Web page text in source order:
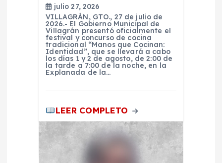
julio 27, 2026
VILLAGRÁN, GTO., 27 de julio de
2026.- El Gobierno Municipal de
Villagrán presentó oficialmente el
festival y concurso de cocina
tradicional “Manos que Cocinan:
Identidad”, que se llevará a cabo
los días 1 y 2 de agosto, de 2:00 de
la tarde a 7:00 de la noche, en la
Explanada de la…
LEER COMPLETO